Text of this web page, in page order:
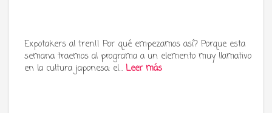
Expotakers al tren!! Por qué empezamos así? Porque esta
semana traemos al programa a un elemento muy llamativo
en la cultura japonesa: el… Leer más